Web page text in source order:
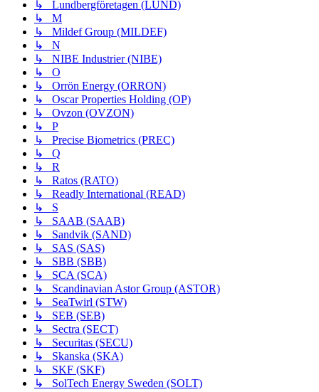
↳ Lundbergföretagen (LUND)
↳ M
↳ Mildef Group (MILDEF)
↳ N
↳ NIBE Industrier (NIBE)
↳ O
↳ Orrön Energy (ORRON)
↳ Oscar Properties Holding (OP)
↳ Ovzon (OVZON)
↳ P
↳ Precise Biometrics (PREC)
↳ Q
↳ R
↳ Ratos (RATO)
↳ Readly International (READ)
↳ S
↳ SAAB (SAAB)
↳ Sandvik (SAND)
↳ SAS (SAS)
↳ SBB (SBB)
↳ SCA (SCA)
↳ Scandinavian Astor Group (ASTOR)
↳ SeaTwirl (STW)
↳ SEB (SEB)
↳ Sectra (SECT)
↳ Securitas (SECU)
↳ Skanska (SKA)
↳ SKF (SKF)
↳ SolTech Energy Sweden (SOLT)